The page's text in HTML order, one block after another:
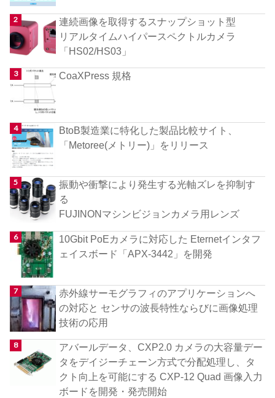
連続画像を取得するスナップショット型
リアルタイムハイパースペクトルカメラ
「HS02/HS03」
CoaXPress 規格
BtoB製造業に特化した製品比較サイト、
「Metoree(メトリー)」をリリース
振動や衝撃により発生する光軸ズレを抑制す
る
FUJINONマシンビジョンカメラ用レンズ
10Gbit PoEカメラに対応した Eternetインタフ
ェイスボード「APX-3442」を開発
赤外線サーモグラフィのアプリケーションへ
の対応と センサの波長特性ならびに画像処理
技術の応用
アバールデータ、CXP2.0 カメラの大容量デー
タをデイジーチェーン方式で分配処理し、タ
クト向上を可能にする CXP-12 Quad 画像入力
ボードを開発・発売開始